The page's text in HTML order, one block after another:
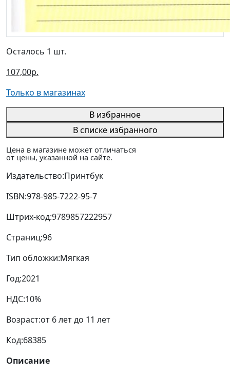
Осталось 1 шт.
107,00р.
Только в магазинах
В избранное
В списке избранного
Цена в магазине может отличаться
от цены, указанной на сайте.
Издательство:Принтбук
ISBN:978-985-7222-95-7
Штрих-код:9789857222957
Страниц:96
Тип обложки:Мягкая
Год:2021
НДС:10%
Возраст:от 6 лет до 11 лет
Код:68385
Описание